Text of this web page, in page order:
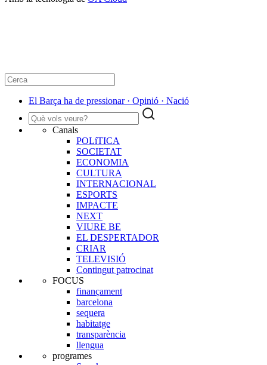
El Barça ha de pressionar · Opinió · Nació
Canals
POLíTICA
SOCIETAT
ECONOMIA
CULTURA
INTERNACIONAL
ESPORTS
IMPACTE
NEXT
VIURE BE
EL DESPERTADOR
CRIAR
TELEVISIÓ
Contingut patrocinat
FOCUS
finançament
barcelona
sequera
habitatge
transparència
llengua
programes